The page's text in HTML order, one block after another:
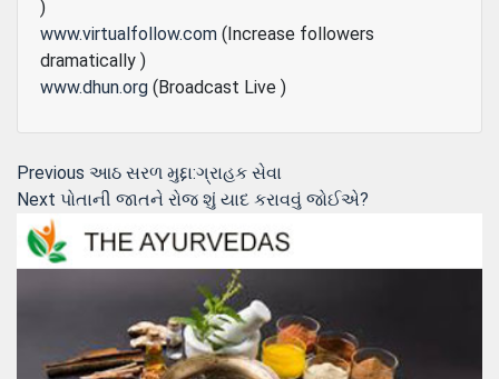
)
www.virtualfollow.com (Increase followers
dramatically )
www.dhun.org (Broadcast Live )
Post
navigation
Previous Previous
post:
આઠ સરળ મુદ્દા:ગ્રાહક સેવા
Next Next
પોતાની જાતને રોજ શું યાદ કરાવવું જોઈએ?